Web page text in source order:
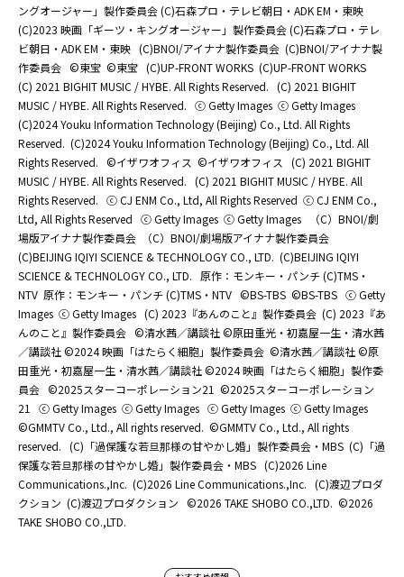
ングオージャー」製作委員会 (C)石森プロ・テレビ朝日・ADK EM・東映
(C)2023 映画「ギーツ・キングオージャー」製作委員会 (C)石森プロ・テレ
ビ朝日・ADK EM・東映 (C)BNOI/アイナナ製作委員会 (C)BNOI/アイナナ製
作委員会 ©東宝 ©東宝 (C)UP-FRONT WORKS (C)UP-FRONT WORKS
(C) 2021 BIGHIT MUSIC / HYBE. All Rights Reserved. (C) 2021 BIGHIT
MUSIC / HYBE. All Rights Reserved. ⓒ Getty Images ⓒ Getty Images
(C)2024 Youku Information Technology (Beijing) Co., Ltd. All Rights
Reserved. (C)2024 Youku Information Technology (Beijing) Co., Ltd. All
Rights Reserved. ©イザワオフィス ©イザワオフィス
(C) 2021 BIGHIT
MUSIC / HYBE. All Rights Reserved. (C) 2021 BIGHIT MUSIC / HYBE. All
Rights Reserved. ⓒ CJ ENM Co., Ltd, All Rights Reserved ⓒ CJ ENM Co.,
Ltd, All Rights Reserved ⓒ Getty Images ⓒ Getty Images
（C）BNOI/劇
場版アイナナ製作委員会
（C）BNOI/劇場版アイナナ製作委員会
(C)BEIJING IQIYI SCIENCE & TECHNOLOGY CO., LTD. (C)BEIJING IQIYI
SCIENCE & TECHNOLOGY CO., LTD.
原作：モンキー・パンチ (C)TMS・
NTV 原作：モンキー・パンチ (C)TMS・NTV ©BS-TBS ©BS-TBS ⓒ Getty
Images ⓒ Getty Images (C) 2023『あんのこと』製作委員会 (C) 2023『あ
んのこと』製作委員会 ©清水茜／講談社 ©原田重光・初嘉屋一生・清水茜
／講談社 ©2024 映画「はたらく細胞」製作委員会 ©清水茜／講談社 ©原
田重光・初嘉屋一生・清水茜／講談社 ©2024 映画「はたらく細胞」製作委
員会 ©2025スターコーポレーション21 ©2025スターコーポレーション
21
ⓒ Getty Images ⓒ Getty Images ⓒ Getty Images ⓒ Getty Images
©GMMTV Co., Ltd., All rights reserved. ©GMMTV Co., Ltd., All rights
reserved. (C)「過保護な若旦那様の甘やかし婚」製作委員会・MBS (C)「過
保護な若旦那様の甘やかし婚」製作委員会・MBS (C)2026 Line
Communications.,Inc. (C)2026 Line Communications.,Inc. (C)渡辺プロダ
クション (C)渡辺プロダクション ©2026 TAKE SHOBO CO.,LTD. ©2026
TAKE SHOBO CO.,LTD.